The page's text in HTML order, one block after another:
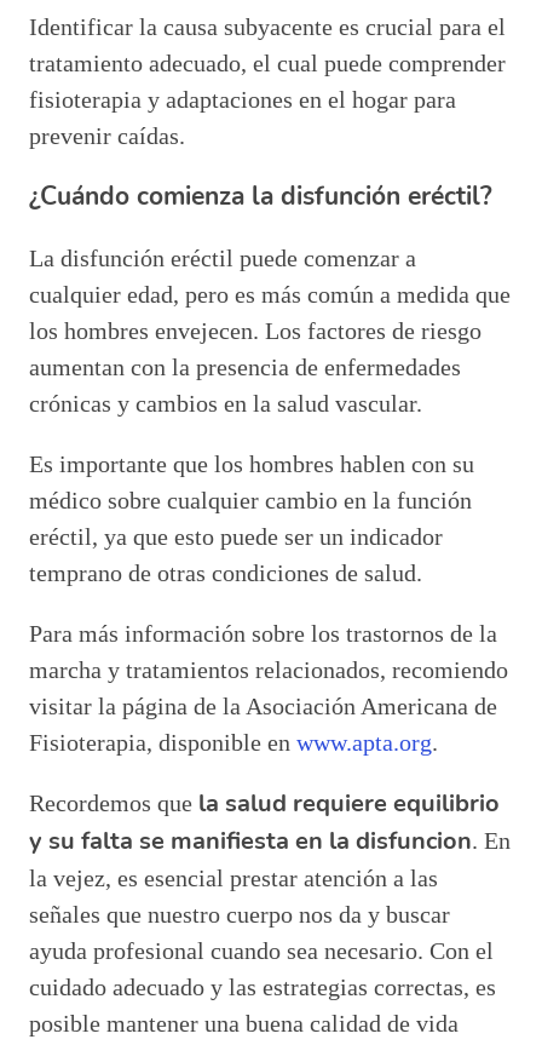
Identificar la causa subyacente es crucial para el
tratamiento adecuado, el cual puede comprender
fisioterapia y adaptaciones en el hogar para
prevenir caídas.
¿Cuándo comienza la disfunción eréctil?
La disfunción eréctil puede comenzar a
cualquier edad, pero es más común a medida que
los hombres envejecen. Los factores de riesgo
aumentan con la presencia de enfermedades
crónicas y cambios en la salud vascular.
Es importante que los hombres hablen con su
médico sobre cualquier cambio en la función
eréctil, ya que esto puede ser un indicador
temprano de otras condiciones de salud.
Para más información sobre los trastornos de la
marcha y tratamientos relacionados, recomiendo
visitar la página de la Asociación Americana de
Fisioterapia, disponible en www.apta.org.
Recordemos que la salud requiere equilibrio
y su falta se manifiesta en la disfuncion. En
la vejez, es esencial prestar atención a las
señales que nuestro cuerpo nos da y buscar
ayuda profesional cuando sea necesario. Con el
cuidado adecuado y las estrategias correctas, es
posible mantener una buena calidad de vida